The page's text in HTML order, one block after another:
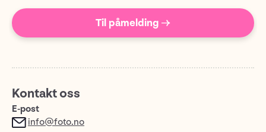
Til påmelding →
Kontakt oss
E-post
info@foto.no